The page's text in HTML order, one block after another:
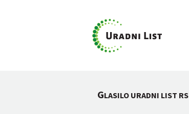
GLASILO URADNI LIST RS